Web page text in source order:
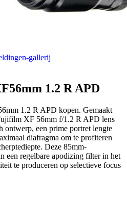
gallerij
1.2 R APD
1.2 R APD kopen. Gemaakt
XF 56mm f/1.2 R APD lens
ontwerp, een prime portret lengte
diafragma om te profiteren
Deze 85mm-
een regelbare apodizing filter in het
te produceren op selectieve focus